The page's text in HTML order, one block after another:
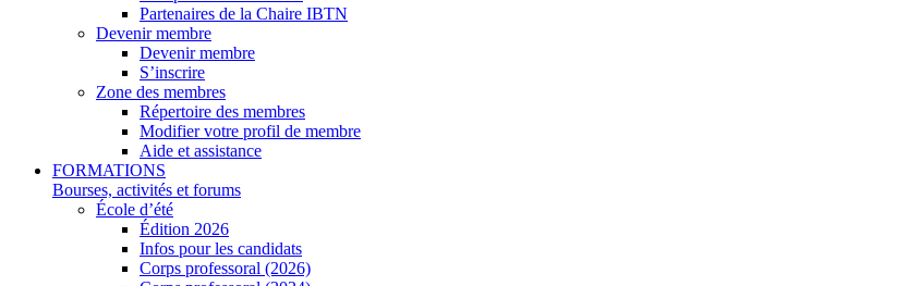
Partenaires de la Chaire IBTN
Devenir membre
Devenir membre
S’inscrire
Zone des membres
Répertoire des membres
Modifier votre profil de membre
Aide et assistance
FORMATIONS
Bourses, activités et forums
École d’été
Édition 2026
Infos pour les candidats
Corps professoral (2026)